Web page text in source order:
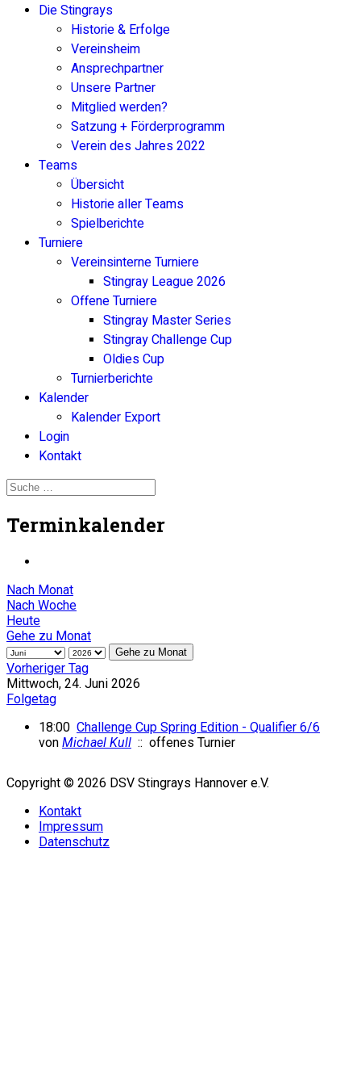
Die Stingrays
Historie & Erfolge
Vereinsheim
Ansprechpartner
Unsere Partner
Mitglied werden?
Satzung + Förderprogramm
Verein des Jahres 2022
Teams
Übersicht
Historie aller Teams
Spielberichte
Turniere
Vereinsinterne Turniere
Stingray League 2026
Offene Turniere
Stingray Master Series
Stingray Challenge Cup
Oldies Cup
Turnierberichte
Kalender
Kalender Export
Login
Kontakt
Terminkalender
Nach Monat
Nach Woche
Heute
Gehe zu Monat
Gehe zu Monat
Vorheriger Tag
Mittwoch, 24. Juni 2026
Folgetag
18:00 Challenge Cup Spring Edition - Qualifier 6/6
von Michael Kull :: offenes Turnier
Copyright © 2026 DSV Stingrays Hannover e.V.
Kontakt
Impressum
Datenschutz